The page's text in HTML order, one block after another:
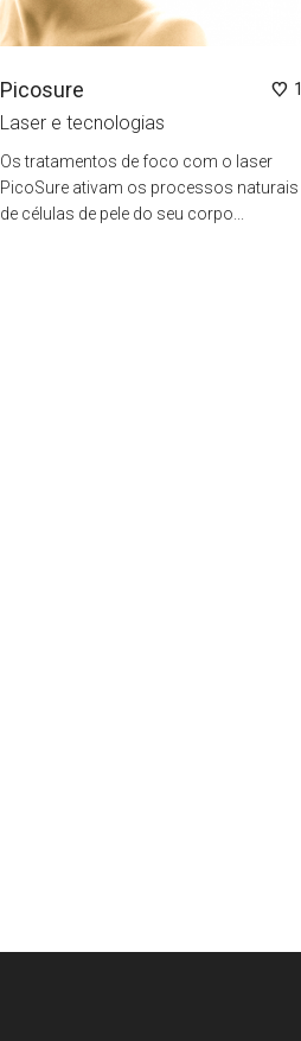
1
Picosure
Laser e tecnologias
Os tratamentos de foco com o laser
PicoSure ativam os processos naturais
de células de pele do seu corpo...